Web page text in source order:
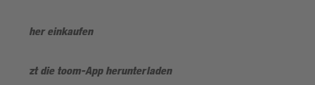
Sicher einkaufen
Jetzt die toom-App herunterladen